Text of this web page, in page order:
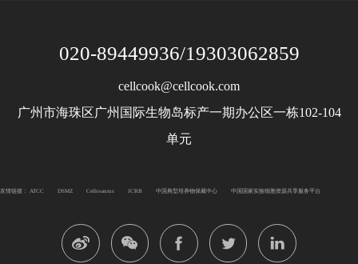
020-89449936/19303062859
cellcook@cellcook.com
广州市海珠区广州国际生物岛标产一期办公区一栋102-104
单元
友情链接： ATCC DSMZ Cellosaurus JCRB 中国典型培养物保藏中心 中国国家实验细胞资源共享服务平台